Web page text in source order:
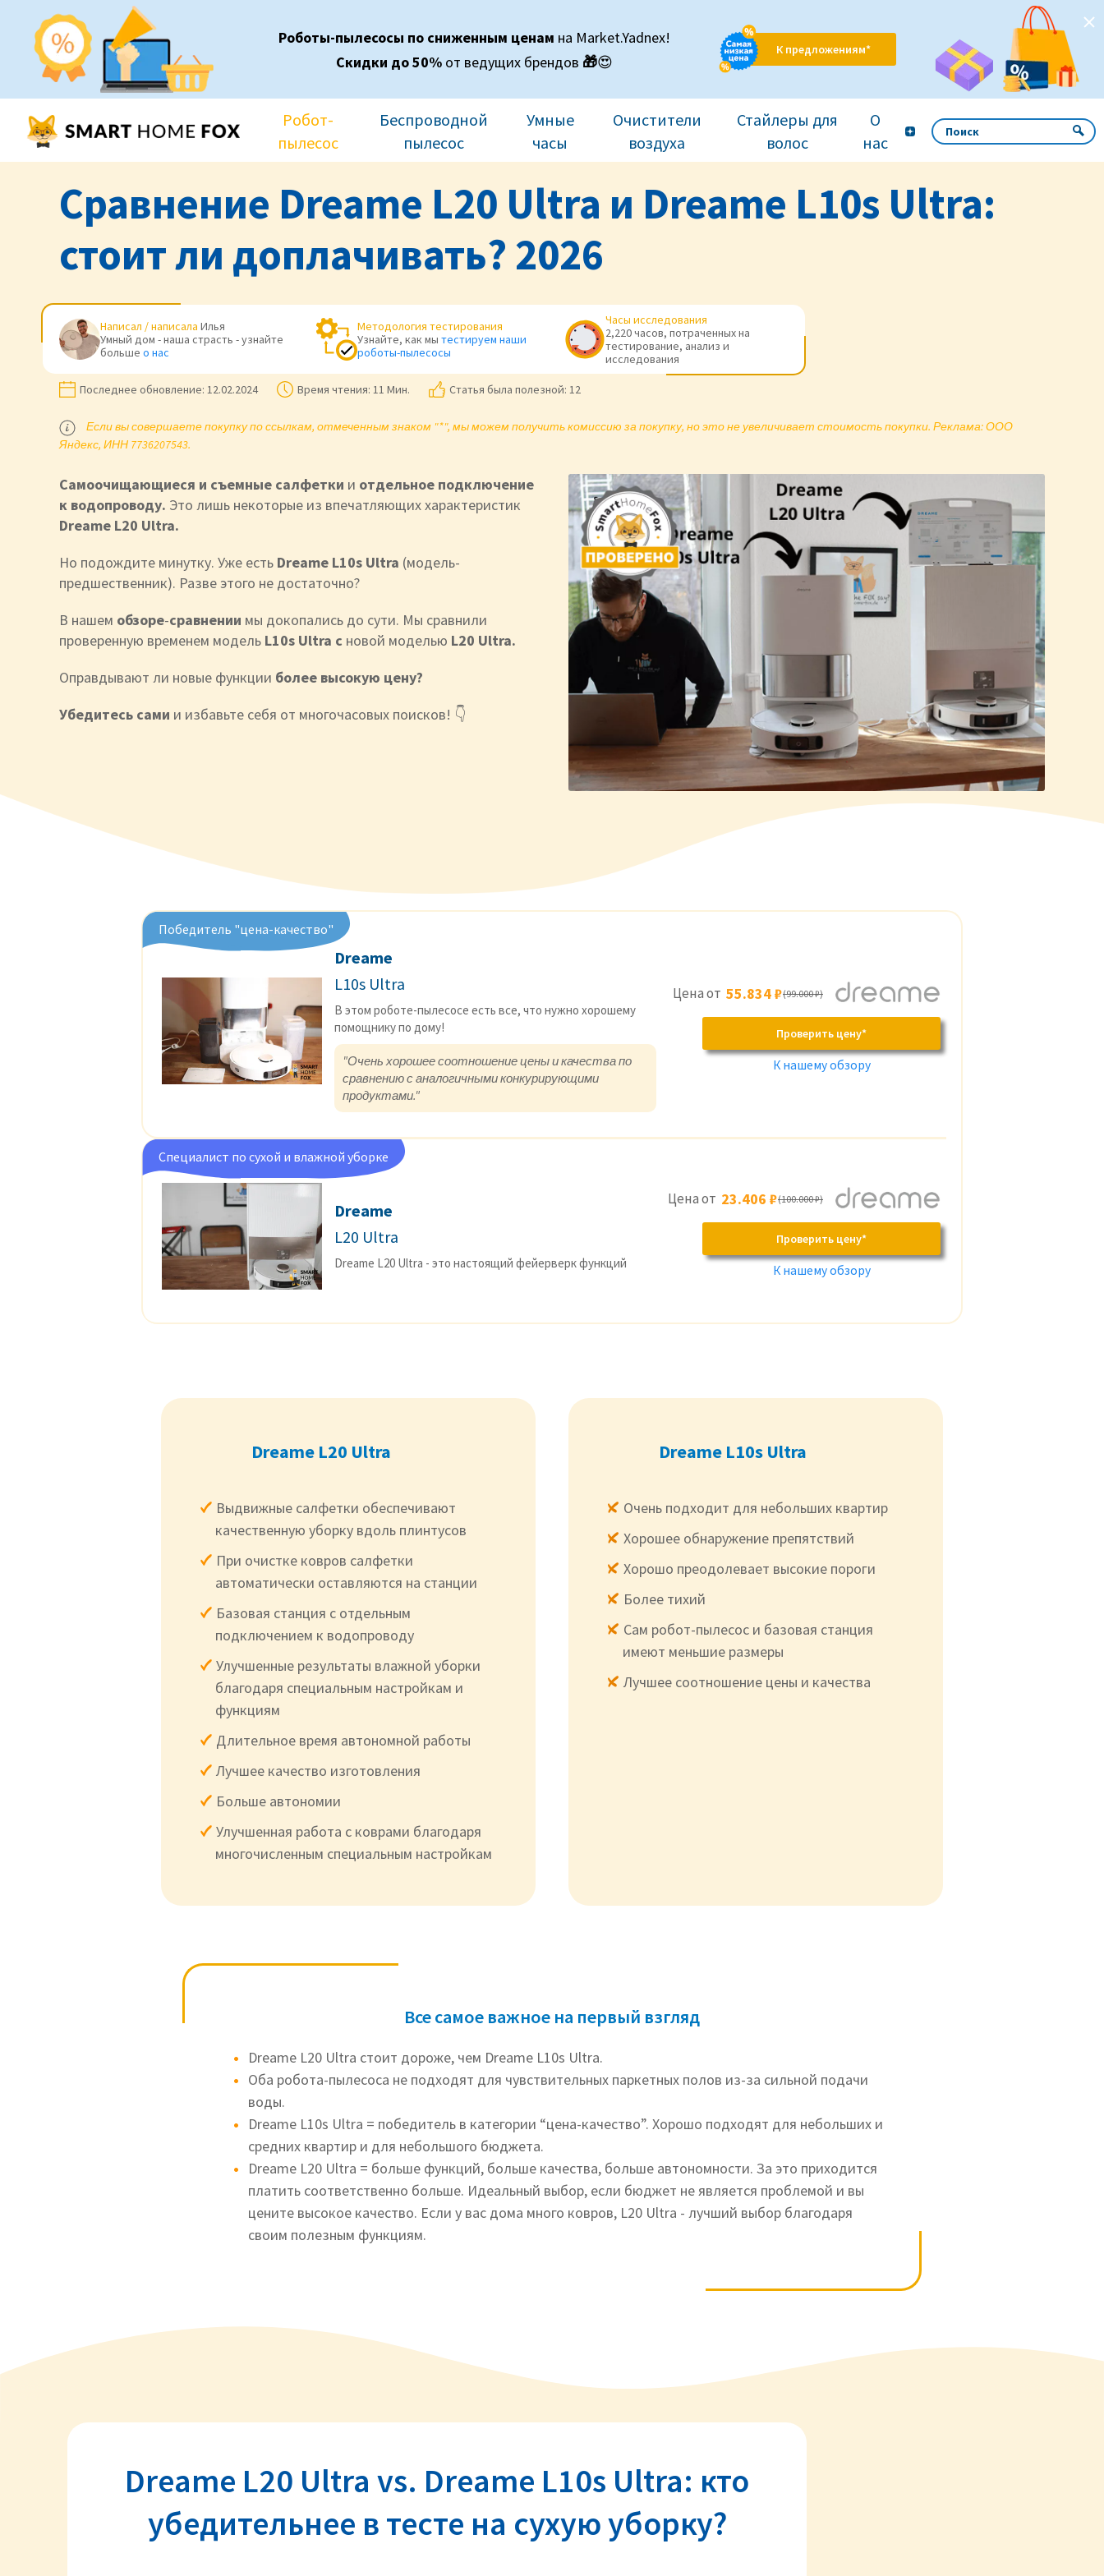
Роботы-пылесосы по сниженным ценам на Market.Yadnex!
Скидки до 50% от ведущих брендов 🎁😍
К предложениям*
Робот-
пылесос
Беспроводной
пылесос
Умные
часы
Очистители
воздуха
Стайлеры для
волос
О
нас
Сравнение Dreame L20 Ultra и Dreame L10s Ultra:
стоит ли доплачивать? 2026
Написал / написала Илья
Умный дом - наша страсть - узнайте
больше о нас
Методология тестирования
Узнайте, как мы тестируем наши
роботы-пылесосы
Часы исследования
2,220 часов, потраченных на
тестирование, анализ и
исследования
Последнее обновление: 12.02.2024 Время чтения: 11 Мин. Статья была полезной: 12
Если вы совершаете покупку по ссылкам, отмеченным знаком "*", мы можем получить комиссию за покупку, но это не увеличивает стоимость покупки. Реклама: ООО
Яндекс, ИНН 7736207543.
Самоочищающиеся и съемные салфетки и отдельное подключение
к водопроводу. Это лишь некоторые из впечатляющих характеристик
Dreame L20 Ultra.
Но подождите минутку. Уже есть Dreame L10s Ultra (модель-
предшественник). Разве этого не достаточно?
В нашем обзоре-сравнении мы докопались до сути. Мы сравнили
проверенную временем модель L10s Ultra с новой моделью L20 Ultra.
Оправдывают ли новые функции более высокую цену?
Убедитесь сами и избавьте себя от многочасовых поисков! 👇
Победитель "цена-качество"
Dreame
L10s Ultra
В этом роботе-пылесосе есть все, что нужно хорошему
помощнику по дому!
"Очень хорошее соотношение цены и качества по
сравнению с аналогичными конкурирующими
продуктами."
Цена от 55.834 ₽(99.000 ₽)
Проверить цену*
К нашему обзору
Специалист по сухой и влажной уборке
Dreame
L20 Ultra
Dreame L20 Ultra - это настоящий фейерверк функций
Цена от 23.406 ₽(100.000 ₽)
Проверить цену*
К нашему обзору
Dreame L20 Ultra
Выдвижные салфетки обеспечивают
качественную уборку вдоль плинтусов
При очистке ковров салфетки
автоматически оставляются на станции
Базовая станция с отдельным
подключением к водопроводу
Улучшенные результаты влажной уборки
благодаря специальным настройкам и
функциям
Длительное время автономной работы
Лучшее качество изготовления
Больше автономии
Улучшенная работа с коврами благодаря
многочисленным специальным настройкам
Dreame L10s Ultra
Очень подходит для небольших квартир
Хорошее обнаружение препятствий
Хорошо преодолевает высокие пороги
Более тихий
Сам робот-пылесос и базовая станция
имеют меньшие размеры
Лучшее соотношение цены и качества
Все самое важное на первый взгляд
Dreame L20 Ultra стоит дороже, чем Dreame L10s Ultra.
Оба робота-пылесоса не подходят для чувствительных паркетных полов из-за сильной подачи
воды.
Dreame L10s Ultra = победитель в категории “цена-качество”. Хорошо подходят для небольших и
средних квартир и для небольшого бюджета.
Dreame L20 Ultra = больше функций, больше качества, больше автономности. За это приходится
платить соответственно больше. Идеальный выбор, если бюджет не является проблемой и вы
цените высокое качество. Если у вас дома много ковров, L20 Ultra - лучший выбор благодаря
своим полезным функциям.
Dreame L20 Ultra vs. Dreame L10s Ultra: кто
убедительнее в тесте на сухую уборку?